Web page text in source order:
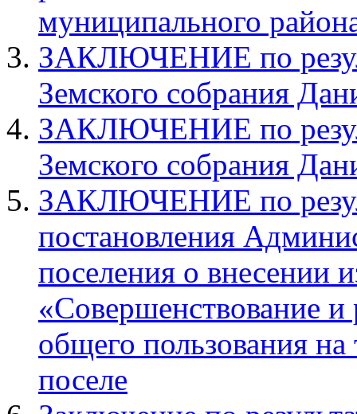
муниципального
ЗАКЛЮЧЕНИЕ по
Земского собрания
ЗАКЛЮЧЕНИЕ по
Земского собрания
ЗАКЛЮЧЕНИЕ по
постановления
поселения о внесении
«Совершенствование и
общего пользования на
поселе